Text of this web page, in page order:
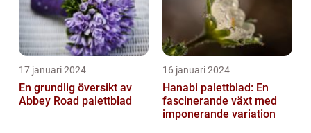
17 januari 2024
En grundlig översikt av
Abbey Road palettblad
16 januari 2024
Hanabi palettblad: En
fascinerande växt med
imponerande variation